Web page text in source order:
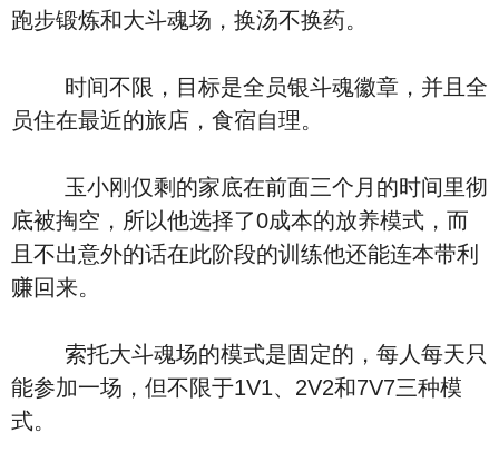
跑步锻炼和大斗魂场，换汤不换药。
时间不限，目标是全员银斗魂徽章，并且全
员住在最近的旅店，食宿自理。
玉小刚仅剩的家底在前面三个月的时间里彻
底被掏空，所以他选择了0成本的放养模式，而
且不出意外的话在此阶段的训练他还能连本带利
赚回来。
索托大斗魂场的模式是固定的，每人每天只
能参加一场，但不限于1V1、2V2和7V7三种模
式。